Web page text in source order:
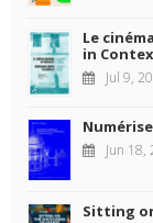
Le
in
Jul 9,
Jun 18,
Sitting